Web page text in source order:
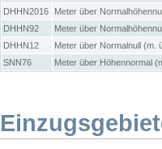
DHHN2016
Meter über
DHHN92
Meter über
DHHN12
Meter über Normalnull (m.
SNN76
Meter über Höhennormal